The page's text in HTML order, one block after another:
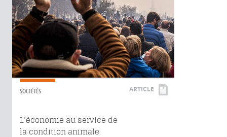
SOCIÉTÉS ARTICLE
L’économie au service de
la condition animale